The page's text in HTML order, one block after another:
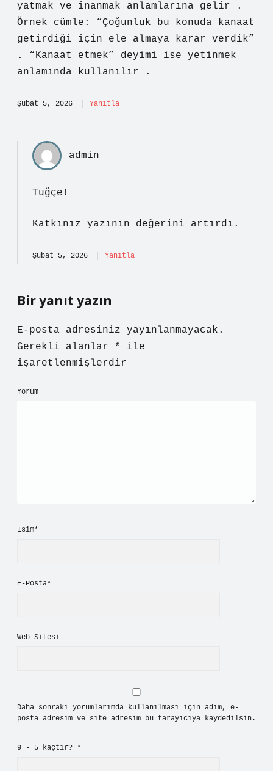
yatmak ve inanmak anlamlarına gelir .
Örnek cümle: “Çoğunluk bu konuda kanaat
getirdiği için ele almaya karar verdik”
. “Kanaat etmek” deyimi ise yetinmek
anlamında kullanılır .
Şubat 5, 2026 Yanıtla
admin
Tuğçe!
Katkınız yazının değerini artırdı.
Şubat 5, 2026 Yanıtla
Bir yanıt yazın
E-posta adresiniz yayınlanmayacak.
Gerekli alanlar
*
ile
işaretlenmişlerdir
Yorum
İsim*
E-Posta*
Web Sitesi
Daha sonraki yorumlarımda kullanılması için adım, e-
posta adresim ve site adresim bu tarayıcıya kaydedilsin.
9 - 5 kaçtır? *